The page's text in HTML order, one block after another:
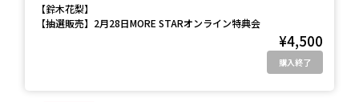
【鈴木花梨】
【抽選販売】2月28日MORE STARオンライン特典会
¥4,500
購入終了